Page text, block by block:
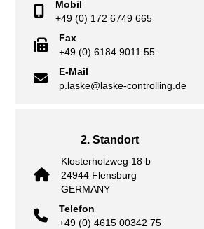
Mobil
+49 (0) 172 6749 665
Fax
+49 (0) 6184 9011 55
E-Mail
p.laske@laske-controlling.de
2. Standort
Klosterholzweg 18 b
24944 Flensburg
GERMANY
Telefon
+49 (0) 4615 00342 75